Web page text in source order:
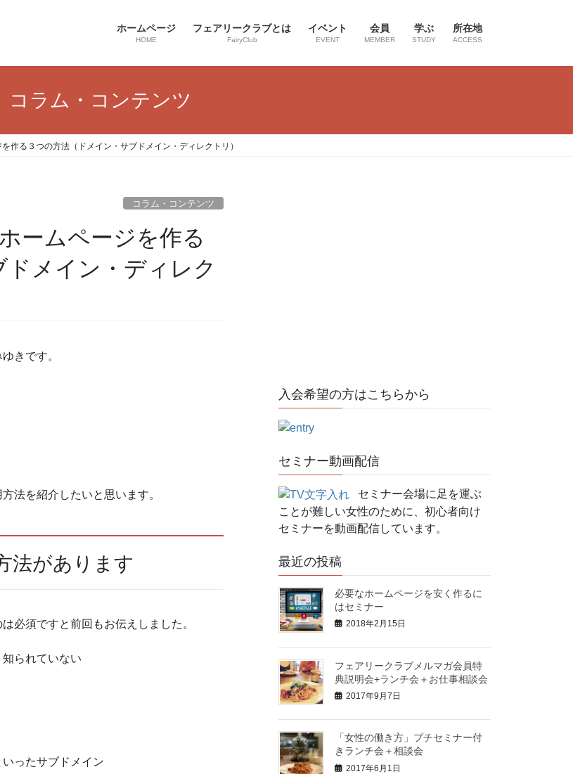
ホームページ
HOME
フェアリークラブとは
FairyClub
イベント
EVENT
会員
MEMBER
学ぶ
STUDY
所在地
ACCESS
コラム・コンテンツ
作る３つの方法（ドメイン・サブドメイン・ディレクトリ）
コラム・コンテンツ
ームページを作る
メイン・ディレク
きです。
法を紹介したいと思います。
法があります
必須ですと前回もお伝えしました。
られていない
ったサブドメイン
入会希望の方はこちらから
セミナー動画配信
セミナー会場に足を運ぶ
ことが難しい女性のために、初心者向け
セミナーを動画配信しています。
最近の投稿
必要なホームページを安く作るに
はセミナー
2018年2月15日
フェアリークラブメルマガ会員特
典説明会+ランチ会＋お仕事相談会
2017年9月7日
「女性の働き方」プチセミナー付
きランチ会＋相談会
2017年6月1日